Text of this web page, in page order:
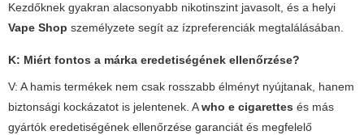
Kezdőknek gyakran alacsonyabb nikotinszint javasolt, és a helyi
Vape Shop személyzete segít az ízpreferenciák megtalálásában.
K: Miért fontos a márka eredetiségének ellenőrzése?
V: A hamis termékek nem csak rosszabb élményt nyújtanak, hanem
biztonsági kockázatot is jelentenek. Awho e cigarettes és más
gyártók eredetiségének ellenőrzése garanciát és megfelelő